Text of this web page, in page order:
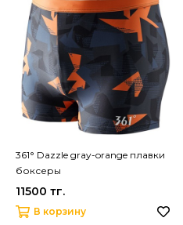
361° Dazzle gray-orange плавки
боксеры
11500 тг.
В корзину